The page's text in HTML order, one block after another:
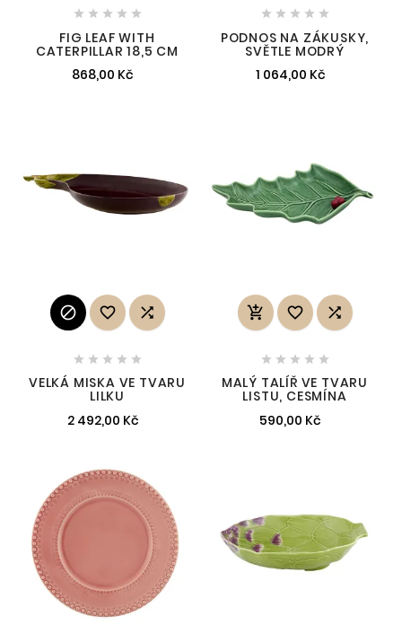
    
FIG LEAF WITH
CATERPILLAR 18,5 CM
868,00 Kč
    
PODNOS NA ZÁKUSKY,
SVĚTLE MODRÝ
1 064,00 Kč
  
    
VELKÁ MISKA VE TVARU
LILKU
2 492,00 Kč
  
    
MALÝ TALÍŘ VE TVARU
LISTU, CESMÍNA
590,00 Kč